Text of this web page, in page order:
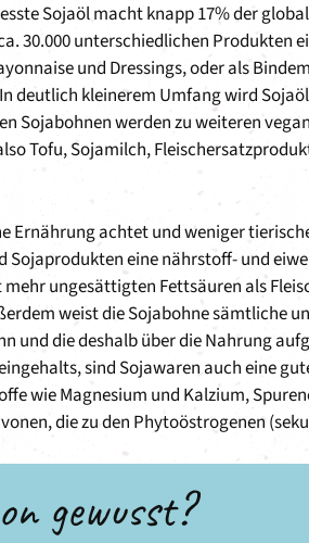
Sojaöl macht knapp 17% der
30.000 unterschiedlichen Produkten
und Dressings, oder als
deutlich kleinerem Umfang wird
Sojabohnen werden zu weiteren
Tofu, Sojamilch,
Ernährung achtet und weniger
Sojaprodukten eine nährstoff- und
ungesättigten Fettsäuren als
weist die Sojabohne sämtliche
und die deshalb über die Nahrung
sind Sojawaren auch eine
wie Magnesium und Kalzium,
die zu den Phytoöstrogenen
gewusst?